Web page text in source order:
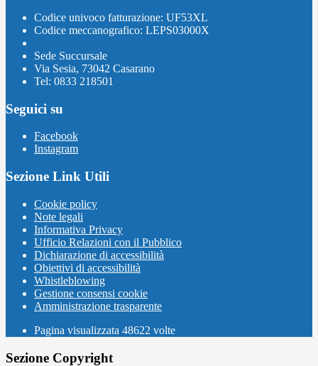
Codice univoco fatturazione: UF53XL
Codice meccanografico: LEPS03000X
Sede Succursale
Via Sesia, 73042 Casarano
Tel: 0833 218501
Seguici su
Facebook
Instagram
Sezione Link Utili
Cookie policy
Note legali
Informativa Privacy
Ufficio Relazioni con il Pubblico
Dichiarazione di accessibilità
Obiettivi di accessibilità
Whistleblowing
Gestione consensi cookie
Amministrazione trasparente
Pagina visualizzata 48622 volte
Sezione Copyright